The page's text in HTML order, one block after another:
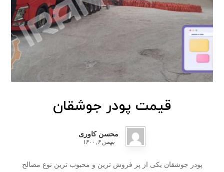
قیمت پودر جوشقان
محسن کاوری
بهمن ۴, ۱۴۰۰
پودر جوشقان یکی از پر فروش ترین و محبوب ترین نوع مصالح